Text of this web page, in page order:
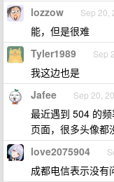
lozzow Sep 20,
能，但是很难
Tyler1989 Sep
我这边也是
Jafee Sep 20,
最近遇到 504 的
页面，很多头像都
love2075904
成都电信表示没有